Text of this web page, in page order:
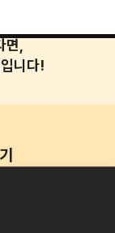
,
니다!